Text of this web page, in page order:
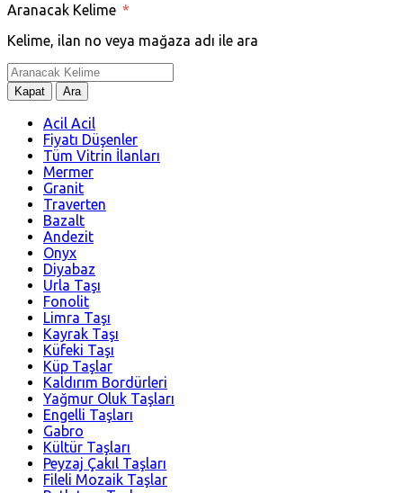
Aranacak Kelime *
Kelime, ilan no veya mağaza adı ile ara
Kapat Ara
Acil Acil
Fiyatı Düşenler
Tüm Vitrin İlanları
Mermer
Granit
Traverten
Bazalt
Andezit
Onyx
Diyabaz
Urla Taşı
Fonolit
Limra Taşı
Kayrak Taşı
Küfeki Taşı
Küp Taşlar
Kaldırım Bordürleri
Yağmur Oluk Taşları
Engelli Taşları
Gabro
Kültür Taşları
Peyzaj Çakıl Taşları
Fileli Mozaik Taşlar